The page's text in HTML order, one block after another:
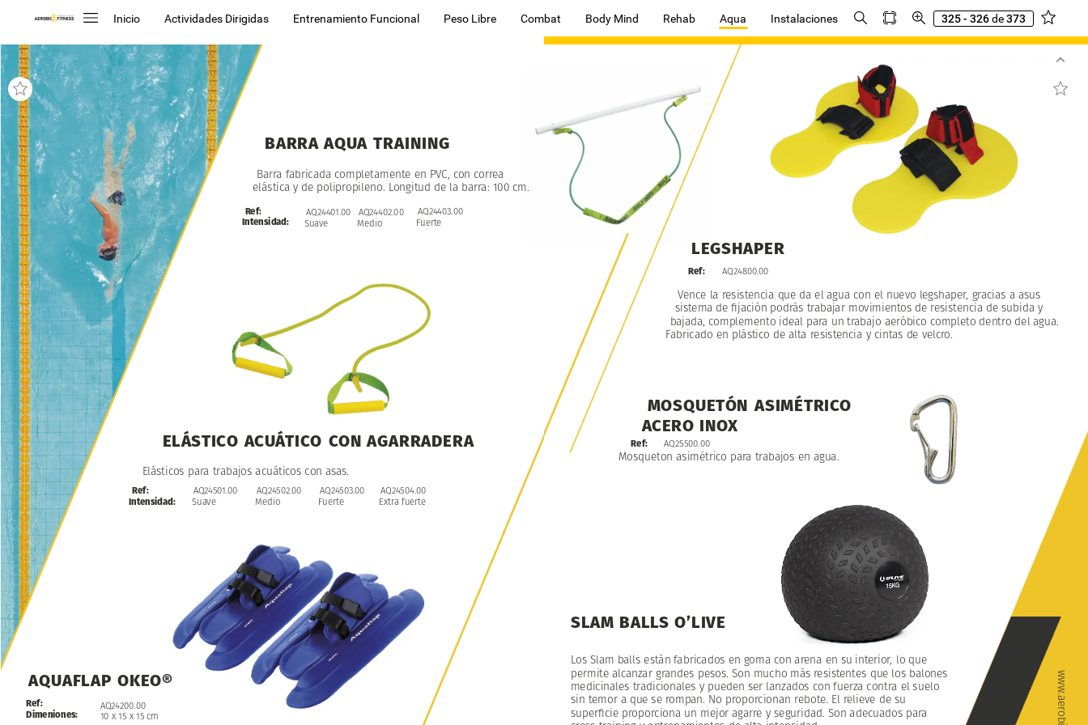
Inicio Actividades Dirigidas Entrenamiento Funcional Peso Libre Combat Body Mind Rehab Aqua Instalaciones 325 - 326de373
AQUAFLAP OKEO®
Ref:
Dimeniones:
AQ24200.00
10 x 15 x 15 cm
BARRA AQUA TRAINING
Ref:
Intensidad:
AQ24401.00
Suave
Barra fabricada completamente en PVC, con correa
elástica y de polipropileno. Longitud de la barra: 100 cm.
AQ24402.00
Medio
AQ24403.00
Fuerte
ELÁSTICO ACUÁTICO CON AGARRADERA
Ref:
Intensidad:
AQ24501.00
Suave
Elásticos para trabajos acuáticos con asas.
AQ24502.00
Medio
AQ24503.00
Fuerte
AQ24504.00
Extra fuerte
MOSQUETÓN ASIMÉTRICO
ACERO INOX
Ref: AQ25500.00
Mosqueton asimétrico para trabajos en agua.
LEGSHAPER
Ref: AQ24800.00
Vence la resistencia que da el agua con el nuevo legshaper, gracias a asus
sistema de fijación podrás trabajar movimientos de resistencia de subida y
bajada, complemento ideal para un trabajo aeróbico completo dentro del agua.
Fabricado en plástico de alta resistencia y cintas de velcro.
Los Slam balls están fabricados en goma con arena en su interior, lo que
permite alcanzar grandes pesos. Son mucho más resistentes que los balones
medicinales tradicionales y pueden ser lanzados con fuerza contra el suelo
sin temor a que se rompan. No proporcionan rebote. El relieve de su
superficie proporciona un mejor agarre y seguridad. Son adecuados para
SLAM BALLS O’LIVE